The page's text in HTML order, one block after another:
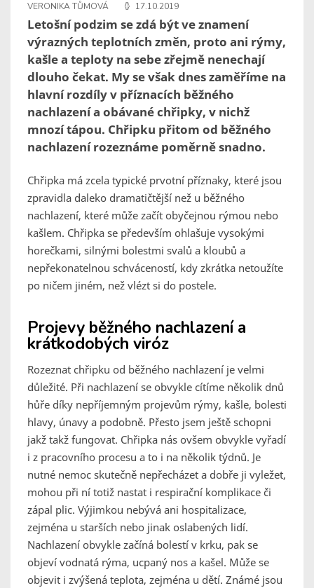
VERONIKA TŮMOVÁ 17.10.2019
Letošní podzim se zdá být ve znamení
výrazných teplotních změn, proto ani rýmy,
kašle a teploty na sebe zřejmě nenechají
dlouho čekat. My se však dnes zaměříme na
hlavní rozdíly v příznacích běžného
nachlazení a obávané chřipky, v nichž
mnozí tápou. Chřipku přitom od běžného
nachlazení rozeznáme poměrně snadno.
Chřipka má zcela typické prvotní příznaky, které jsou
zpravidla daleko dramatičtější než u běžného
nachlazení, které může začít obyčejnou rýmou nebo
kašlem. Chřipka se především ohlašuje vysokými
horečkami, silnými bolestmi svalů a kloubů a
nepřekonatelnou schváceností, kdy zkrátka netoužíte
po ničem jiném, než vlézt si do postele.
Projevy běžného nachlazení a
krátkodobých viróz
Rozeznat chřipku od běžného nachlazení je velmi
důležité. Při nachlazení se obvykle cítíme několik dnů
hůře díky nepříjemným projevům rýmy, kašle, bolesti
hlavy, únavy a podobně. Přesto jsem ještě schopni
jakž takž fungovat. Chřipka nás ovšem obvykle vyřadí
i z pracovního procesu a to i na několik týdnů. Je
nutné nemoc skutečně nepřecházet a dobře ji vyležet,
mohou při ní totiž nastat i respirační komplikace či
zápal plic. Výjimkou nebývá ani hospitalizace,
zejména u starších nebo jinak oslabených lidí.
Nachlazení obvykle začíná bolestí v krku, pak se
objeví vodnatá rýma, ucpaný nos a kašel. Může se
objevit i zvýšená teplota, zejména u dětí. Známé jsou